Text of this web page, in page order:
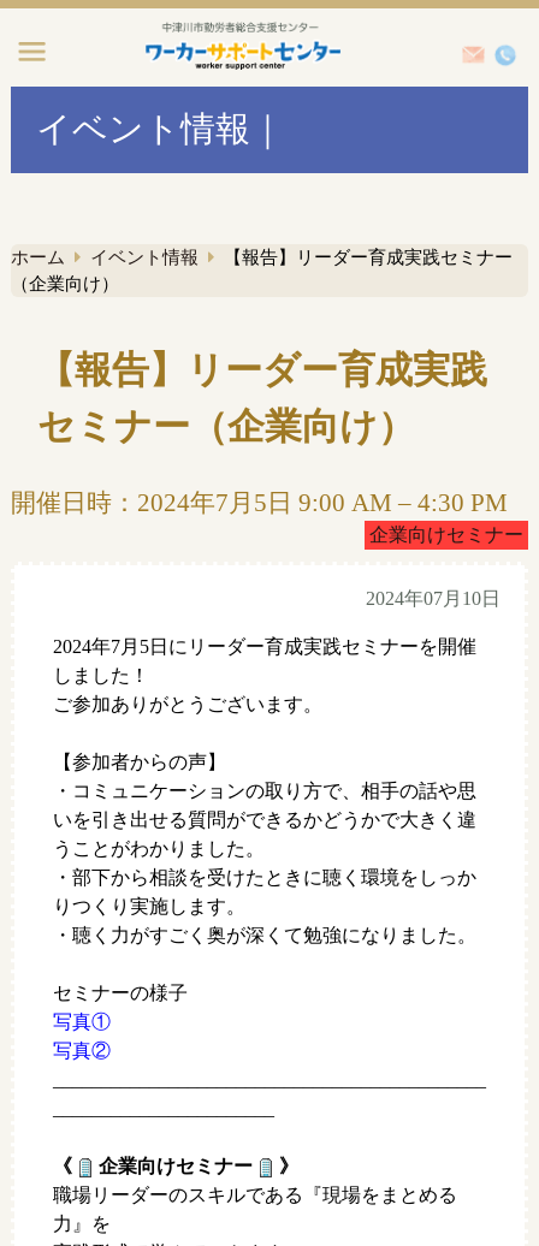
イベント情報｜
ホーム イベント情報
【報告】リーダー育成実践セミナー
（企業向け）
【報告】リーダー育成実践
セミナー（企業向け）
開催日時： 2024年7月5日 9:00 AM – 4:30 PM
企業向けセミナー
2024年07月10日
2024年7月5日にリーダー育成実践セミナーを開催
しました！
ご参加ありがとうございます。
【参加者からの声】
・コミュニケーションの取り方で、相手の話や思
いを引き出せる質問ができるかどうかで大きく違
うことがわかりました。
・部下から相談を受けたときに聴く環境をしっか
りつくり実施します。
・聴く力がすごく奥が深くて勉強になりました。
セミナーの様子
写真①
写真②
《 企業向けセミナー
》
職場リーダーのスキルである『現場をまとめる
力』を